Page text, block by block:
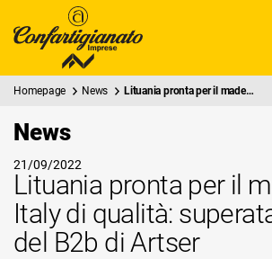
Homepage News Lituania pronta per il made…
News
21/09/2022
Lituania pronta per il
Italy di qualità:
del B2b di Artser